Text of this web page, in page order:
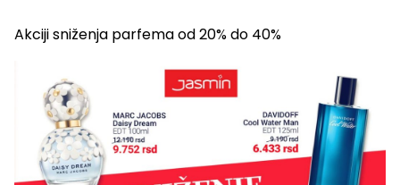
Akciji sniženja parfema od 20% do 40%